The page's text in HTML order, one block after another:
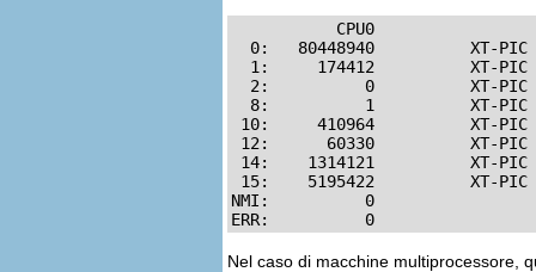
           CPU0
0:   80448940          XT-PIC
1:     174412          XT-PIC
2:          0          XT-PIC
8:          1          XT-PIC
10:     410964          XT-PIC
12:      60330          XT-PIC
14:    1314121          XT-PIC
15:    5195422          XT-PIC
NMI:          0
ERR:          0
Nel caso di macchine multiprocessore,